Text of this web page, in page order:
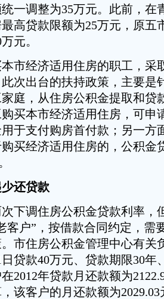
一调整为35万元。此前，在
高贷款限额为25万元，原五
元。
经济适用住房的职工，采
次出台的扶持政策，主要是
庭，从住房公积金提取和贷
买本市经济适用住房，可申
于支付购房首付款；另一方
买经济适用住房的，公积金
还贷款
调住房公积金贷款利率，
客户”，按借款合同约定，需
市住房公积金管理中心有关
贷款40万元、贷款期限30年
2012年贷款月还款额为
该客户的月还款额为